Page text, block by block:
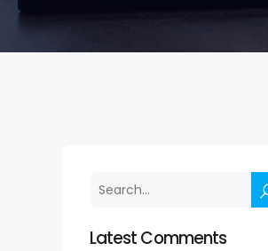
Latest Comments